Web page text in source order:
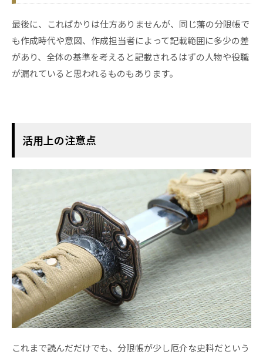
最後に、こればかりは仕方ありませんが、同じ藩の分限帳で
も作成時代や意図、作成担当者によって記載範囲に多少の差
があり、全体の基準を考えると記載されるはずの人物や役職
が漏れていると思われるものもあります。
活用上の注意点
これまで読んだだけでも、分限帳が少し厄介な史料だという